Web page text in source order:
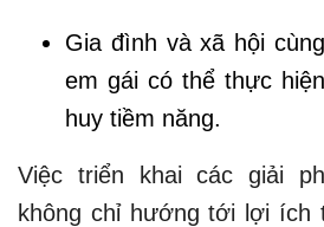
Gia đình và xã hội
em gái có thể thực
huy tiềm năng.
Việc triển khai các giải
không chỉ hướng tới lợi ích